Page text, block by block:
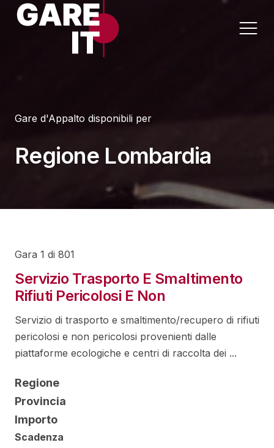
Lavori
Servizi
Sanità
Appalti per Regione
Gare d'Appalto disponibili per
Regione Lombardia
Gara 1 di 801
Servizio Trasporto E Smaltimento
Rifiuti Pericolosi E Non
Servizio di trasporto e smaltimento/recupero di rifiuti
pericolosi e non pericolosi provenienti dalle
piattaforme ecologiche e centri di raccolta dei ...
Regione
Provincia
Importo
Scadenza